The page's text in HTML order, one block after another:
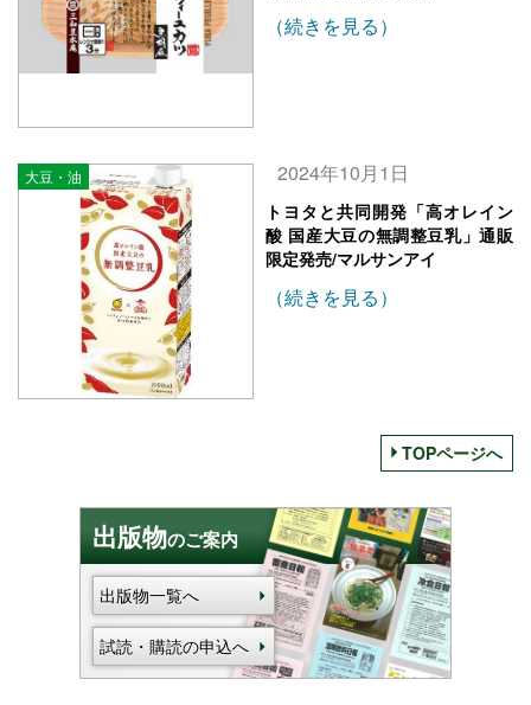
（続きを見る）
大豆・油 2024年10月1日
トヨタと共同開発「高オレイン
酸 国産大豆の無調整豆乳」通販
限定発売/マルサンアイ
（続きを見る）
TOPページへ
出版物のご案内
出版物一覧へ
試読・購読の申込へ